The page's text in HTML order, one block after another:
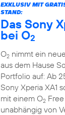
EXKLUSIV MIT
STAND:
Das Sony
bei O2
O2nimmt ein
aus dem Hause
Portfolio auf: Ab
Sony Xperia XA1
mit einem O2Free
unabhängig von